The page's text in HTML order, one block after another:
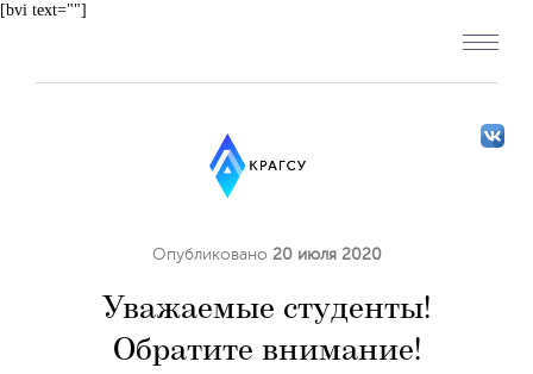
[bvi text=""]
Опубликовано 20 июля 2020
Уважаемые студенты!
Обратите внимание!